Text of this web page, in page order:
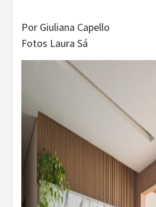
Por Giuliana Capello
Fotos Laura Sá